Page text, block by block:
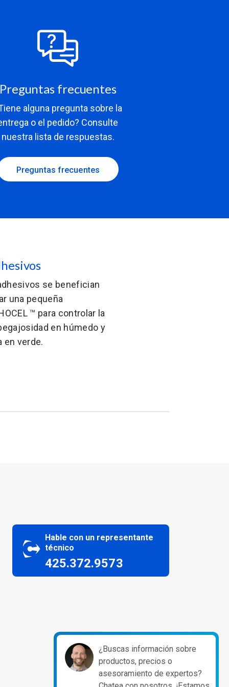
Preguntas frecuentes
alguna pregunta sobre la
o el pedido? Consulte
nuestra lista de respuestas.
Preguntas frecuentes
se benefician
una pequeña
™ para controlar la
en húmedo y
en verde.
Hable con un representante
técnico
425.372.9573
¿Buscas información sobre
productos, precios o
asesoramiento de expertos?